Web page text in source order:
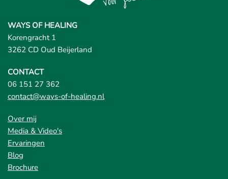
WAYS OF HEALING
Korengracht 1
3262 CD Oud Beijerland
CONTACT
06 151 27 362
contact@ways-of-healing.nl
Over mij
Media & Video's
Ervaringen
Blog
Brochure